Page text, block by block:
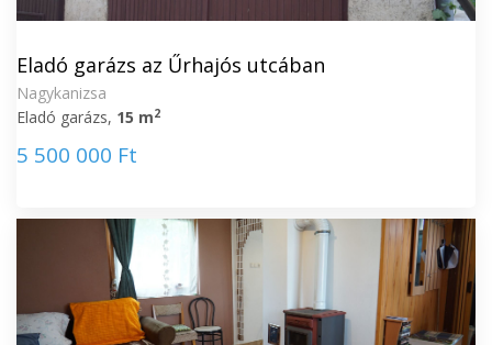
Eladó garázs az Űrhajós utcában
Nagykanizsa
Eladó garázs, 15 m2
5 500 000 Ft